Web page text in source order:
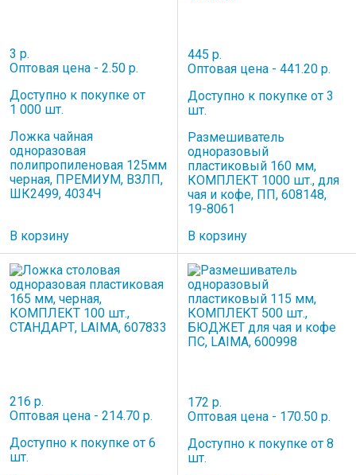
3 р.
Оптовая цена - 2.50 р.
Доступно к покупке от
1 000 шт.
Ложка чайная
одноразовая
полипропиленовая 125мм
черная, ПРЕМИУМ, ВЗЛП,
ШК2499, 4034Ч
В корзину
445 р.
Оптовая цена - 441.20 р.
Доступно к покупке от 3
шт.
Размешиватель
одноразовый
пластиковый 160 мм,
КОМПЛЕКТ 1000 шт., для
чая и кофе, ПП, 608148,
19-8061
В корзину
216 р.
Оптовая цена - 214.70 р.
Доступно к покупке от 6
шт.
172 р.
Оптовая цена - 170.50 р.
Доступно к покупке от 8
шт.